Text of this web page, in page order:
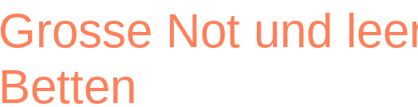
Grosse Not und
Betten